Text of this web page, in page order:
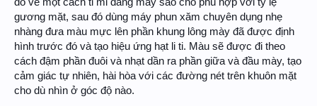
gương mặt, sau đó dùng máy phun xăm chuyên dụng nhẹ
nhàng đưa màu mực lên phần khung lông mày đã được định
hình trước đó và tạo hiệu ứng hạt li ti. Màu sẽ được đi theo
cách đậm phần đuôi và nhạt dần ra phần giữa và đầu mày, tạo
cảm giác tự nhiên, hài hòa với các đường nét trên khuôn mặt
cho dù nhìn ở góc độ nào.